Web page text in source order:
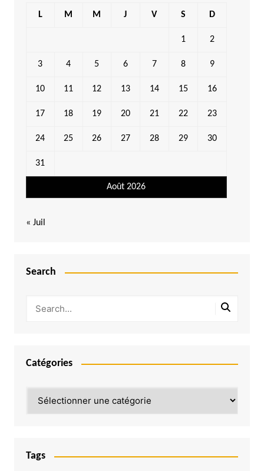
Août 2026
L M M J V S D
1 2
3 4 5 6 7 8 9
10 11 12 13 14 15 16
17 18 19 20 21 22 23
24 25 26 27 28 29 30
31
« Juil
Search
Catégories
Tags